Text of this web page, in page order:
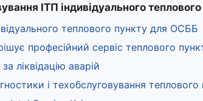
ІТП індивідуального
теплового пункту для ОСББ
професійний сервіс теплового
ліквідацію аварій
і техобслуговування теплового